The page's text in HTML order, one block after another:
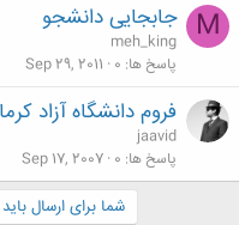
M جابجایی دانشجو
meh_king
پاسخ ها 0
Sep 29, 2011
فروم دانشگاه آزاد
jaavid
پاسخ ها 0
Sep 17, 2007
شما برای ارسال